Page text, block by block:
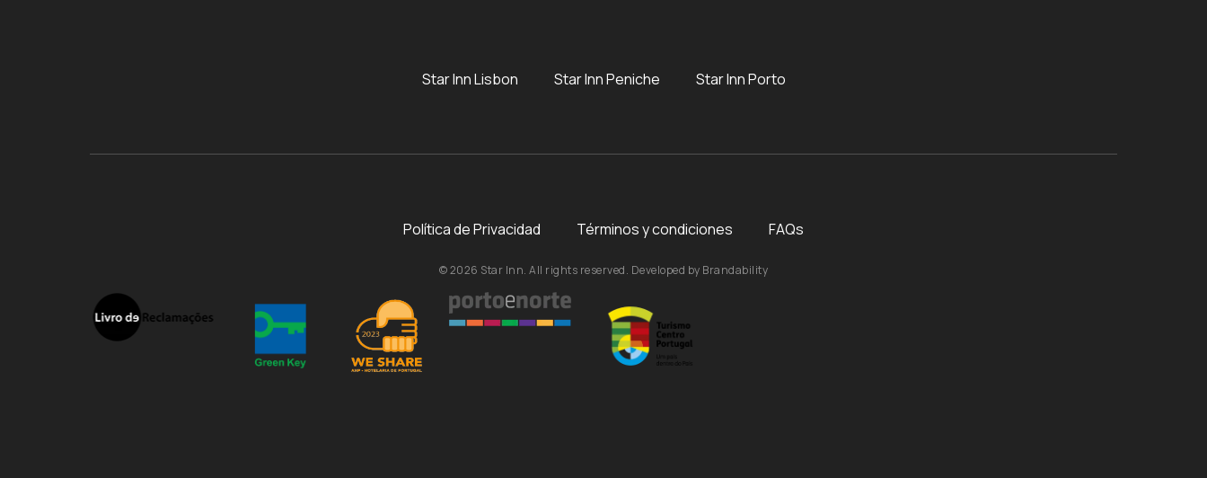
Star Inn Lisbon Star Inn Peniche Star Inn Porto
Política de Privacidad Términos y condiciones FAQs
© 2026 Star Inn. All rights reserved. Developed by Brandability